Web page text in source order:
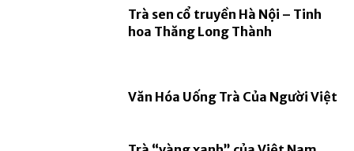
Trà sen cổ truyền Hà Nội – Tinh
hoa Thăng Long Thành
Văn Hóa Uống Trà Của Người Việt